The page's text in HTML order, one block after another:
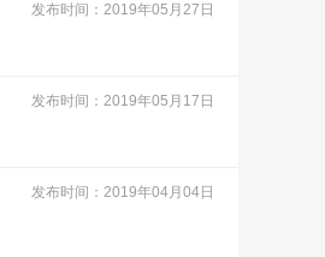
发布时间：2019年05月27日
发布时间：2019年05月17日
发布时间：2019年04月04日